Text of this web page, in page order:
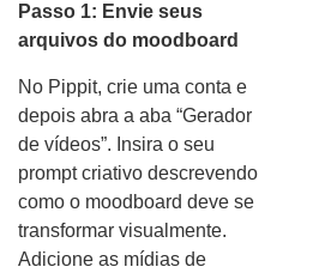
Passo 1: Envie seus
arquivos do moodboard
No Pippit, crie uma conta e
depois abra a aba “Gerador
de vídeos”. Insira o seu
prompt criativo descrevendo
como o moodboard deve se
transformar visualmente.
Adicione as mídias de